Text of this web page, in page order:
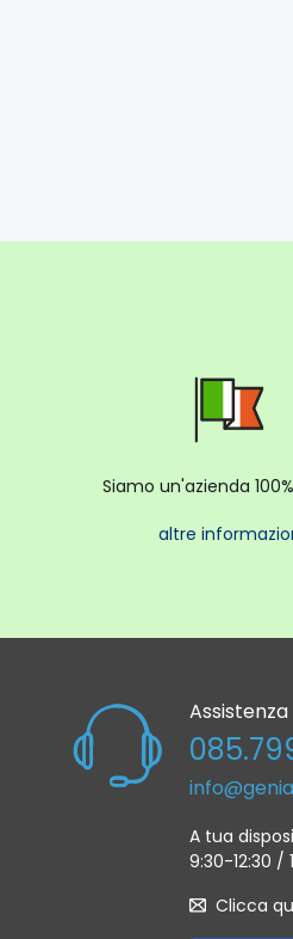
Siamo un'azienda
altre
A tua
9:30-12:30 /
Clicca